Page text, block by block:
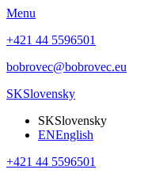
Menu
+421 44 5596501
bobrovec@bobrovec.eu
SKSlovensky
SKSlovensky
ENEnglish
+421 44 5596501